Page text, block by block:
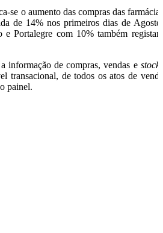
se o aumento das compras das farmácias
de 14% nos primeiros dias de Agosto,
e Portalegre com 10% também registam
informação de compras, vendas e stocks
transacional, de todos os atos de venda
painel.